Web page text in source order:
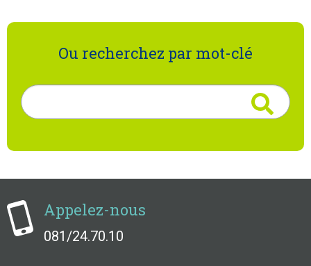
Ou recherchez par mot-clé
Rechercher
Appelez-nous
081/24.70.10